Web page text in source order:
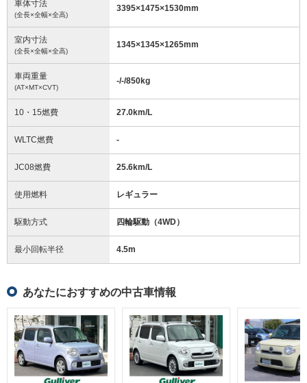
車体寸法
(全長×全幅×全高)
3395×1475×1530mm
室内寸法
(全長×全幅×全高)
1345×1345×1265mm
車両重量
(AT×MT×CVT)
-/-/850kg
10・15燃費 27.0km/L
WLTC燃費 -
JC08燃費 25.6km/L
使用燃料 レギュラー
駆動方式 四輪駆動（4WD）
最小回転半径 4.5m
あなたにおすすめの中古車情報